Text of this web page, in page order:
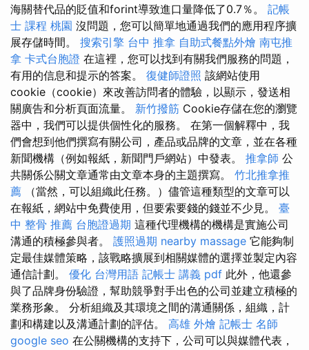
海關替代品的貶值和forint導致進口量降低了0.7％。 記帳
士 課程 桃園 沒問題，您可以簡單地通過我們的應用程序擴
展存儲時間。 搜索引擎 台中 推拿 自助式餐點外燴 南屯推
拿 卡式台胞證 在這裡，您可以找到有關我們服務的問題，
有用的信息和提示的答案。 復健師證照 該網站使用
cookie（cookie）來改善訪問者的體驗，以顯示，發送相
關廣告和分析頁面流量。 新竹撥筋 Cookie存儲在您的瀏覽
器中，我們可以提供個性化的服務。 在第一個解釋中，我
們會想到他們撰寫有關公司，產品或品牌的文章，並在各種
新聞機構（例如報紙，新聞門戶網站）中發表。 推拿師 公
共關係公關文章通常由文章本身的主題撰寫。 竹北推拿推
薦 （當然，可以組織此任務。）儘管這種類型的文章可以
在報紙，網站中免費使用，但要索要錢的錢並不少見。 臺
中 整骨 推薦 台胞證過期 這種代理機構的機構是實施公司
溝通的積極參與者。 護照過期 nearby massage 它能夠制
定最佳媒體策略，該戰略擴展到相關媒體的選擇並製定內容
通信計劃。 優化 台灣用語 記帳士 講義 pdf 此外，他還參
與了品牌身份驗證，幫助競爭對手出色的公司並建立積極的
業務形象。 分析組織及其環境之間的溝通關係，組織，計
劃和構建以及溝通計劃的評估。 高雄 外燴 記帳士 名師
google seo 在公關機構的支持下，公司可以與媒體代表，